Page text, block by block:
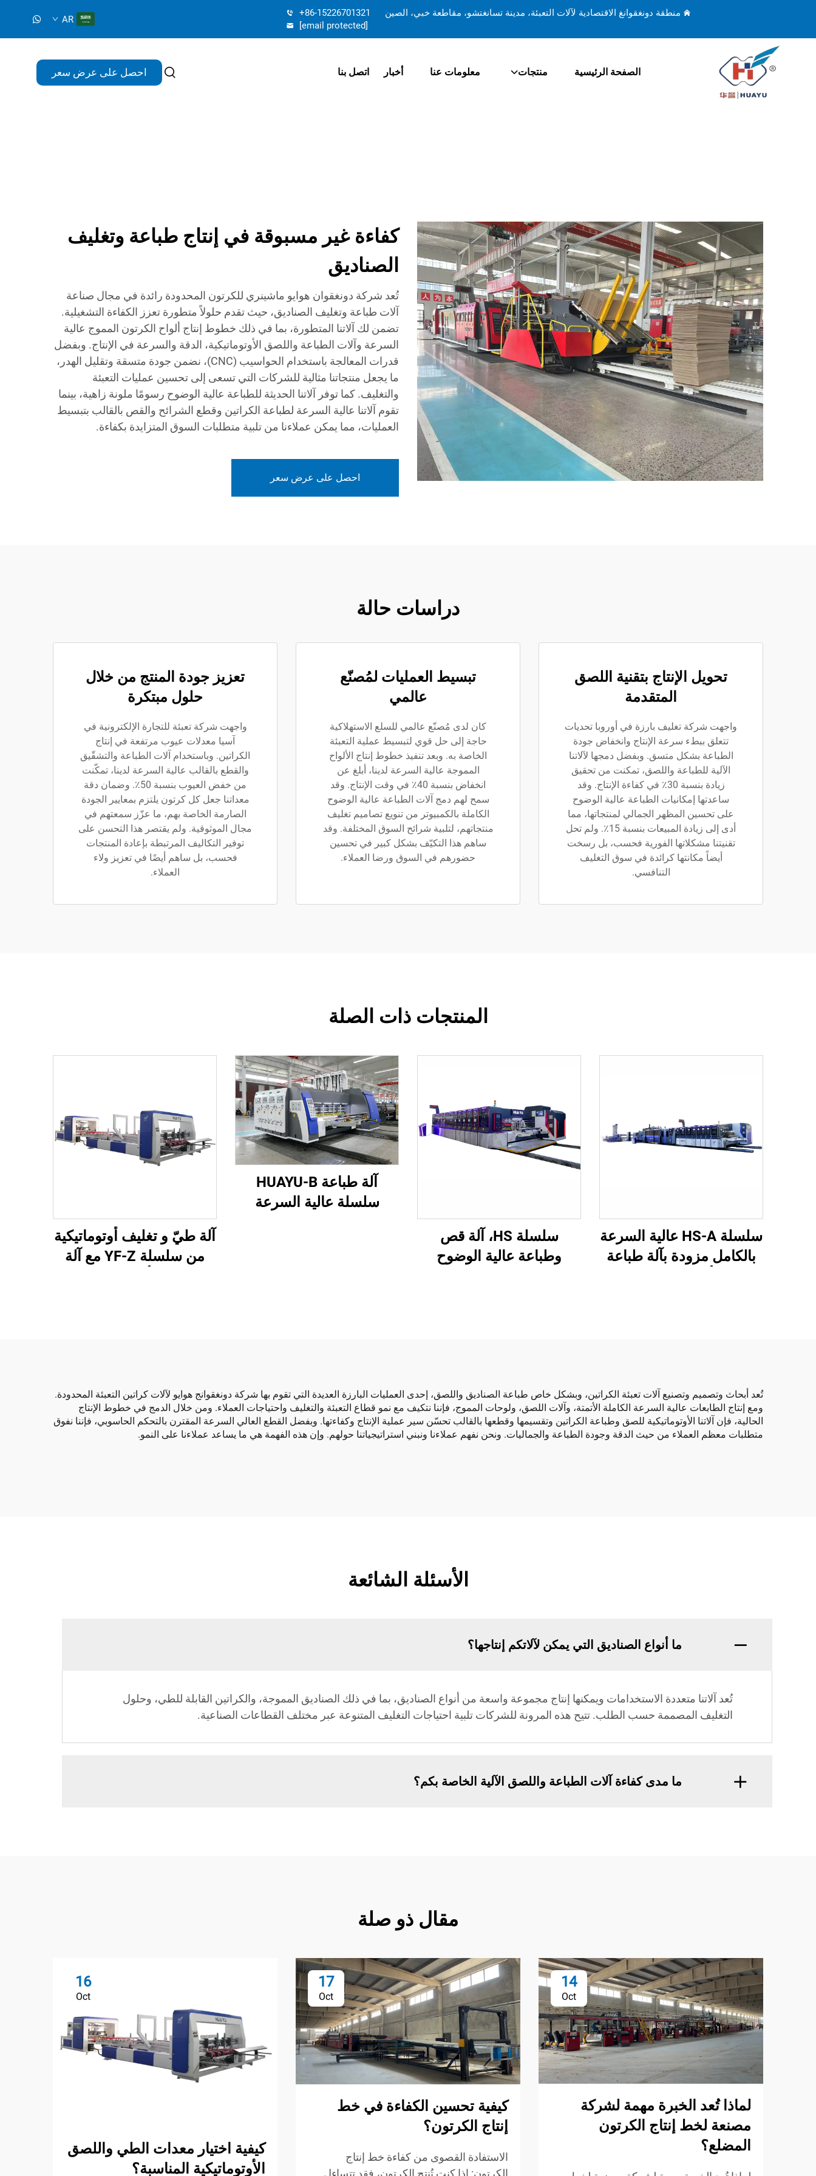
منطقة دونغقوانغ الاقتصادية لآلات التعبئة، مدينة تسانغتشو، مقاطعة خبي، الصين
+86-15226701321
[email protected]
AR
الصفحة الرئيسية منتجات معلومات عنا أخبار اتصل بنا احصل على عرض سعر
كفاءة غير مسبوقة في إنتاج طباعة وتغليف
الصناديق
تُعد شركة دونغقوان هوايو ماشينري للكرتون المحدودة رائدة في مجال صناعة
آلات طباعة وتغليف الصناديق، حيث تقدم حلولاً متطورة تعزز الكفاءة التشغيلية.
تضمن لك آلاتنا المتطورة، بما في ذلك خطوط إنتاج ألواح الكرتون المموج عالية
السرعة وآلات الطباعة واللصق الأوتوماتيكية، الدقة والسرعة في الإنتاج. وبفضل
قدرات المعالجة باستخدام الحواسيب (CNC)، نضمن جودة متسقة وتقليل الهدر،
ما يجعل منتجاتنا مثالية للشركات التي تسعى إلى تحسين عمليات التعبئة
والتغليف. كما توفر آلاتنا الحديثة للطباعة عالية الوضوح رسومًا ملونة زاهية، بينما
تقوم آلاتنا عالية السرعة لطباعة الكراتين وقطع الشرائح والقص بالقالب بتبسيط
العمليات، مما يمكن عملاءنا من تلبية متطلبات السوق المتزايدة بكفاءة.
احصل على عرض سعر
دراسات حالة
تحويل الإنتاج بتقنية اللصق
المتقدمة
واجهت شركة تغليف بارزة في أوروبا تحديات
تتعلق ببطء سرعة الإنتاج وانخفاض جودة
الطباعة بشكل متسق. وبفضل دمجها لآلاتنا
الآلية للطباعة واللصق، تمكنت من تحقيق
زيادة بنسبة 30٪ في كفاءة الإنتاج. وقد
ساعدتها إمكانيات الطباعة عالية الوضوح
على تحسين المظهر الجمالي لمنتجاتها، مما
أدى إلى زيادة المبيعات بنسبة 15٪. ولم تحل
تقنيتنا مشكلاتها الفورية فحسب، بل رسخت
أيضاً مكانتها كرائدة في سوق التغليف
التنافسي.
تبسيط العمليات لمُصنّع
عالمي
كان لدى مُصنّع عالمي للسلع الاستهلاكية
حاجة إلى حل قوي لتبسيط عملية التعبئة
الخاصة به. وبعد تنفيذ خطوط إنتاج الألواح
المموجة عالية السرعة لدينا، أبلغ عن
انخفاض بنسبة 40٪ في وقت الإنتاج. وقد
سمح لهم دمج آلات الطباعة عالية الوضوح
الكاملة بالكمبيوتر من تنويع تصاميم تغليف
منتجاتهم، لتلبية شرائح السوق المختلفة. وقد
ساهم هذا التكيّف بشكل كبير في تحسين
حضورهم في السوق ورضا العملاء.
تعزيز جودة المنتج من خلال
حلول مبتكرة
واجهت شركة تعبئة للتجارة الإلكترونية في
آسيا معدلات عيوب مرتفعة في إنتاج
الكراتين. وباستخدام آلات الطباعة والتشقّيق
والقطع بالقالب عالية السرعة لدينا، تمكّنت
من خفض العيوب بنسبة 50٪. وضمان دقة
معداتنا جعل كل كرتون يلتزم بمعايير الجودة
الصارمة الخاصة بهم، ما عزّز سمعتهم في
مجال الموثوقية. ولم يقتصر هذا التحسن على
توفير التكاليف المرتبطة بإعادة المنتجات
فحسب، بل ساهم أيضًا في تعزيز ولاء
العملاء.
المنتجات ذات الصلة
سلسلة HS-A عالية السرعة
بالكامل مزودة بآلة طباعة
سلسلة HS، آلة قص
وطباعة عالية الوضوح
آلة طباعة HUAYU-B
سلسلة عالية السرعة
آلة طيّ و تغليف أوتوماتيكية
من سلسلة YF-Z مع آلة
تُعد أبحاث وتصميم وتصنيع آلات تعبئة الكراتين، وبشكل خاص طباعة الصناديق واللصق، إحدى العمليات البارزة العديدة التي تقوم بها شركة دونغقوانج هوايو لآلات كراتين التعبئة المحدودة.
ومع إنتاج الطابعات عالية السرعة الكاملة الأتمتة، وآلات اللصق، ولوحات المموج، فإننا نتكيف مع نمو قطاع التعبئة والتغليف واحتياجات العملاء. ومن خلال الدمج في خطوط الإنتاج
الحالية، فإن آلاتنا الأوتوماتيكية للصق وطباعة الكراتين وتقسيمها وقطعها بالقالب تحسّن سير عملية الإنتاج وكفاءتها. وبفضل القطع العالي السرعة المقترن بالتحكم الحاسوبي، فإننا نفوق
متطلبات معظم العملاء من حيث الدقة وجودة الطباعة والجماليات. ونحن نفهم عملاءنا ونبني استراتيجياتنا حولهم. وإن هذه الفهمة هي ما يساعد عملاءنا على النمو.
الأسئلة الشائعة
ما أنواع الصناديق التي يمكن لآلاتكم إنتاجها؟
تُعد آلاتنا متعددة الاستخدامات ويمكنها إنتاج مجموعة واسعة من أنواع الصناديق، بما في ذلك الصناديق المموجة، والكراتين القابلة للطي، وحلول
التغليف المصممة حسب الطلب. تتيح هذه المرونة للشركات تلبية احتياجات التغليف المتنوعة عبر مختلف القطاعات الصناعية.
ما مدى كفاءة آلات الطباعة واللصق الآلية الخاصة بكم؟
مقال ذو صلة
14
Oct
لماذا تُعد الخبرة مهمة لشركة
مصنعة لخط إنتاج الكرتون
المضلع؟
17
Oct
كيفية تحسين الكفاءة في خط
إنتاج الكرتون؟
الاستفادة القصوى من كفاءة خط إنتاج
16
Oct
كيفية اختيار معدات الطي واللصق
الأوتوماتيكية المناسبة؟